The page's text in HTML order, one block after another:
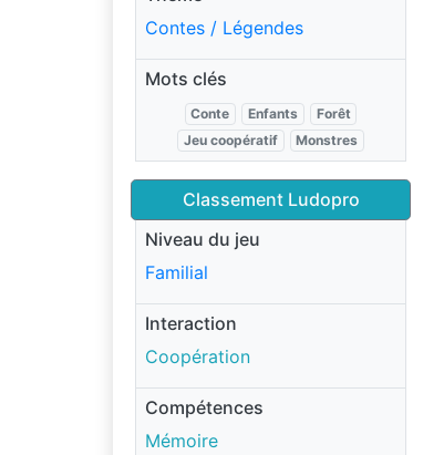
Contes / Légendes
Mots clés
Conte Enfants
Forêt
Jeu coopératif
Monstres
Classement Ludopro
Niveau du jeu
Familial
Interaction
Coopération
Compétences
Mémoire